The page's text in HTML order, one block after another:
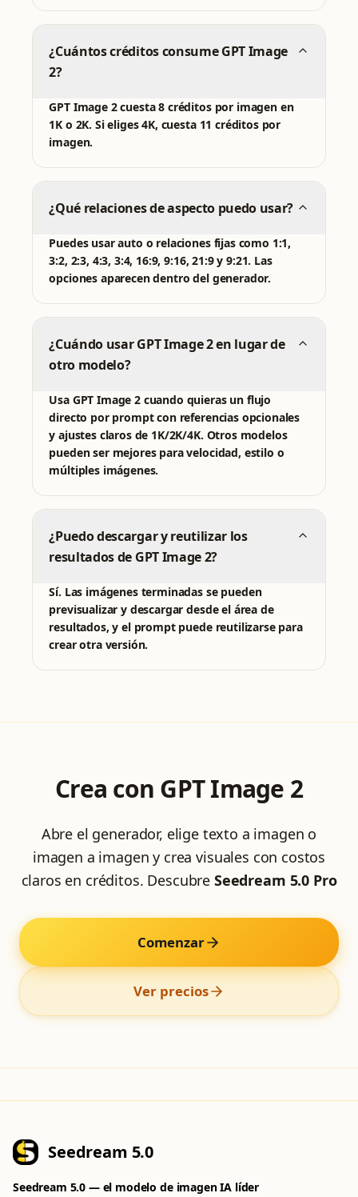
¿Cuántos créditos consume GPT Image
2?
GPT Image 2 cuesta 8 créditos por imagen en
1K o 2K. Si eliges 4K, cuesta 11 créditos por
imagen.
¿Qué relaciones de aspecto puedo usar?
Puedes usar auto o relaciones fijas como 1:1,
3:2, 2:3, 4:3, 3:4, 16:9, 9:16, 21:9 y 9:21. Las
opciones aparecen dentro del generador.
¿Cuándo usar GPT Image 2 en lugar de
otro modelo?
Usa GPT Image 2 cuando quieras un flujo
directo por prompt con referencias opcionales
y ajustes claros de 1K/2K/4K. Otros modelos
pueden ser mejores para velocidad, estilo o
múltiples imágenes.
¿Puedo descargar y reutilizar los
resultados de GPT Image 2?
Sí. Las imágenes terminadas se pueden
previsualizar y descargar desde el área de
resultados, y el prompt puede reutilizarse para
crear otra versión.
Crea con GPT Image 2
Abre el generador, elige texto a imagen o
imagen a imagen y crea visuales con costos
claros en créditos. Descubre Seedream 5.0 Pro
Comenzar
Ver precios
Seedream 5.0
Seedream 5.0 — el modelo de imagen IA líder